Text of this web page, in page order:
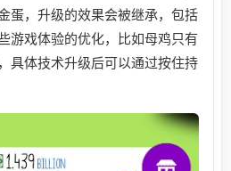
蛋，升级的效果会被继承，包括
游戏体验的优化，比如母鸡只有
具体技术升级后可以通过按住持